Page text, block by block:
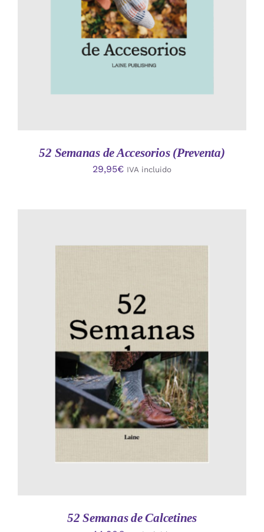
52 Semanas de Accesorios (Preventa)
29,95€ IVA incluido
AÑADIR AL CARRITO
/
DETALLES
52 Semanas de Calcetines